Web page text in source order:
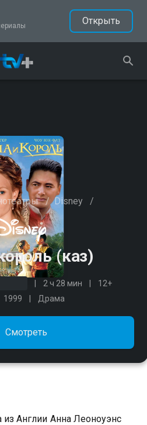
Открыть
/ Disney /
(каз)
2 ч 28 мин
12+
1999 Драма
Смотреть
из Англии Анна Леоноуэнс